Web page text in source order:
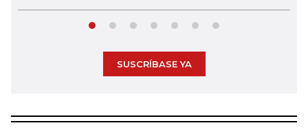
SUSCRÍBASE YA